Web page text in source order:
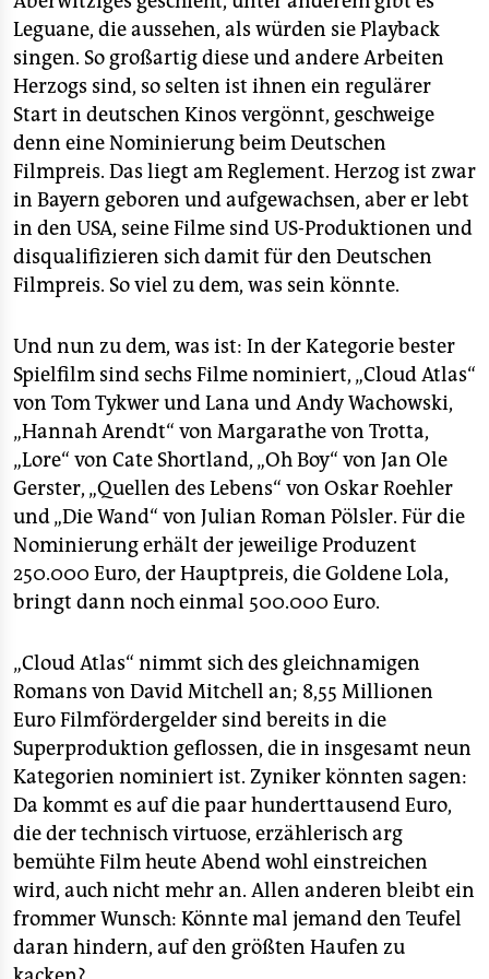
Leguane, die aussehen, als würden sie Playback
singen. So großartig diese und andere Arbeiten
Herzogs sind, so selten ist ihnen ein regulärer
Start in deutschen Kinos vergönnt, geschweige
denn eine Nominierung beim Deutschen
Filmpreis. Das liegt am Reglement. Herzog ist zwar
in Bayern geboren und aufgewachsen, aber er lebt
in den USA, seine Filme sind US-Produktionen und
disqualifizieren sich damit für den Deutschen
Filmpreis. So viel zu dem, was sein könnte.
Und nun zu dem, was ist: In der Kategorie bester
Spielfilm sind sechs Filme nominiert, „Cloud Atlas“
von Tom Tykwer und Lana und Andy Wachowski,
„Hannah Arendt“ von Margarathe von Trotta,
„Lore“ von Cate Shortland, „Oh Boy“ von Jan Ole
Gerster, „Quellen des Lebens“ von Oskar Roehler
und „Die Wand“ von Julian Roman Pölsler. Für die
Nominierung erhält der jeweilige Produzent
250.000 Euro, der Hauptpreis, die Goldene Lola,
bringt dann noch einmal 500.000 Euro.
„Cloud Atlas“ nimmt sich des gleichnamigen
Romans von David Mitchell an; 8,55 Millionen
Euro Filmfördergelder sind bereits in die
Superproduktion geflossen, die in insgesamt neun
Kategorien nominiert ist. Zyniker könnten sagen:
Da kommt es auf die paar hunderttausend Euro,
die der technisch virtuose, erzählerisch arg
bemühte Film heute Abend wohl einstreichen
wird, auch nicht mehr an. Allen anderen bleibt ein
frommer Wunsch: Könnte mal jemand den Teufel
daran hindern, auf den größten Haufen zu